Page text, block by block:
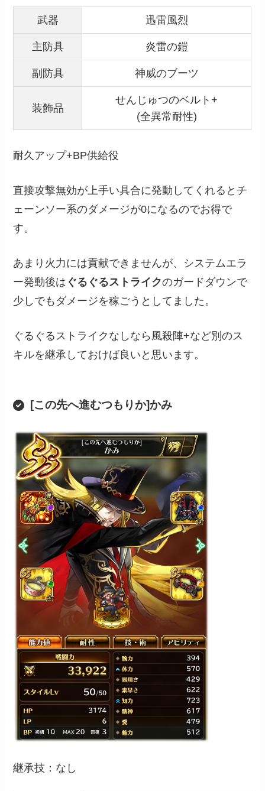
武器 迅雷風烈
主防具 炎雷の鎧
副防具 神威のブーツ
装飾品
せんじゅつのベルト+
(全異常耐性)
耐久アップ+BP供給役
直接攻撃無効が上手い具合に発動してくれるとチ
ェーンソー系のダメージが0になるのでお得で
す。
あまり火力には貢献できませんが、システムエラ
ー発動後は ぐるぐるストライクのガードダウンで
少しでもダメージを稼ごうとしてました。
ぐるぐるストライクなしなら風殺陣+など別のス
キルを継承しておけば良いと思います。
[この先へ進むつもりか]かみ
継承技：なし